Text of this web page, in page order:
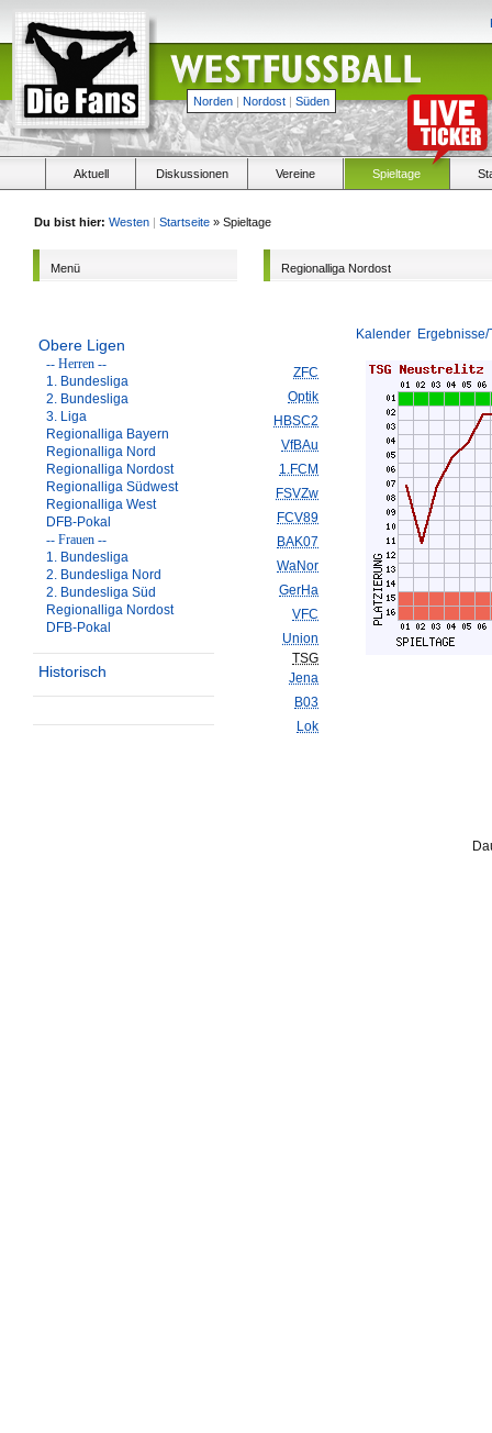
Norden | Nordost | Süden
Aktuell Diskussionen Vereine Spieltage
Du bist hier: Westen | Startseite » Spieltage
Menü
Obere Ligen
-- Herren --
1. Bundesliga
2. Bundesliga
3. Liga
Regionalliga Bayern
Regionalliga Nord
Regionalliga Nordost
Regionalliga Südwest
Regionalliga West
DFB-Pokal
-- Frauen --
1. Bundesliga
2. Bundesliga Nord
2. Bundesliga Süd
Regionalliga Nordost
DFB-Pokal
Historisch
Regionalliga Nordost
Kalender
ZFC
Optik
HBSC2
VfBAu
1.FCM
FSVZw
FCV89
BAK07
WaNor
GerHa
VFC
Union
TSG
Jena
B03
Lok